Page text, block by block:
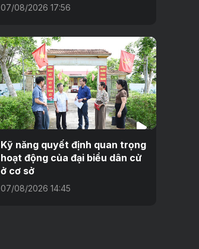
07/08/2026 17:56
Kỹ năng quyết định quan trọng
hoạt động của đại biểu dân cử
ở cơ sở
07/08/2026 14:45